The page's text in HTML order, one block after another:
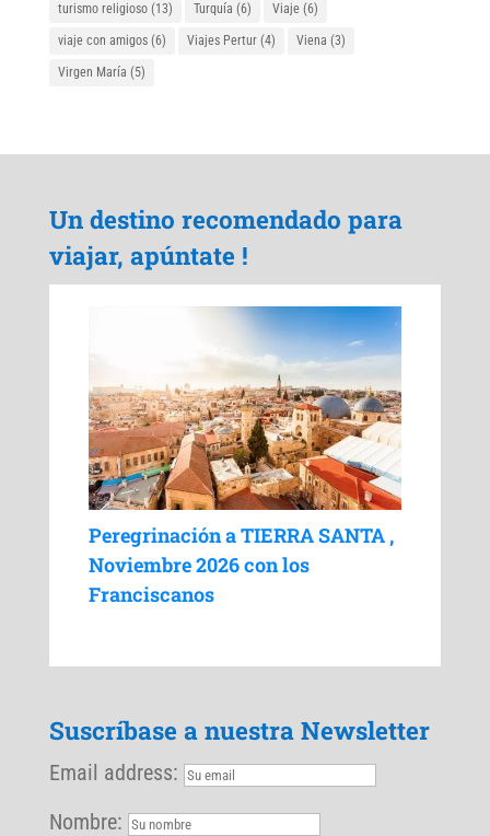
turismo religioso(13) Turquía (6) Viaje (6)
viaje con amigos(6) Viajes Pertur(4) Viena (3)
Virgen María (5)
Un destino recomendado para
viajar, apúntate !
Peregrinación a TIERRA SANTA ,
Noviembre 2026 con los
Franciscanos
Suscríbase a nuestra Newsletter
Email address:
Nombre: